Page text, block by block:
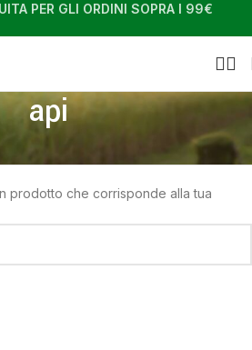
PER GLI ORDINI SOPRA I 99€
api
prodotto che corrisponde alla tua